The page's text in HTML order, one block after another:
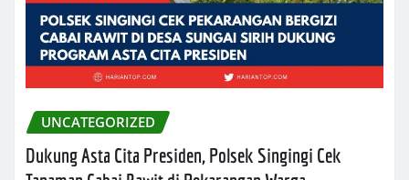
UNCATEGORIZED
Dukung Asta Cita Presiden, Polsek Singingi Cek